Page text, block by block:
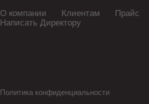
О компании Клиентам Прайс
Написать Директору
Политика конфиденциальности